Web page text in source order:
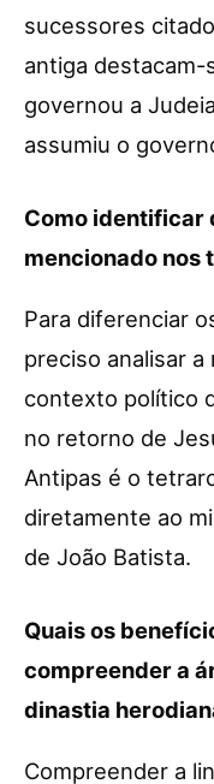
sucessores
antiga destacam-
governou a
assumiu o
Como identificar
mencionado nos
Para diferenciar
preciso analisar
contexto político
no retorno de
Antipas é o
diretamente ao
de João Batista.
Quais os
compreender a
dinastia
Compreender a